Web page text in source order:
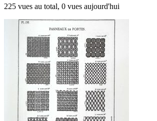
225 vues au total, 0 vues aujourd'hui